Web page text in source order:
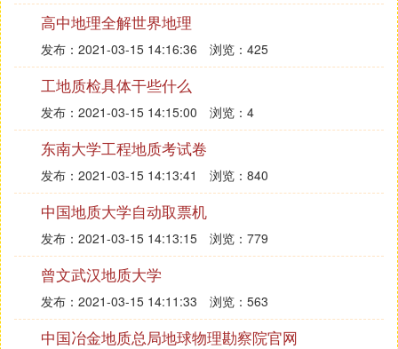
高中地理全解世界地理
发布：2021-03-15 14:16:36 浏览：425
工地质检具体干些什么
发布：2021-03-15 14:15:00 浏览：4
东南大学工程地质考试卷
发布：2021-03-15 14:13:41 浏览：840
中国地质大学自动取票机
发布：2021-03-15 14:13:15 浏览：779
曾文武汉地质大学
发布：2021-03-15 14:11:33 浏览：563
中国冶金地质总局地球物理勘察院官网